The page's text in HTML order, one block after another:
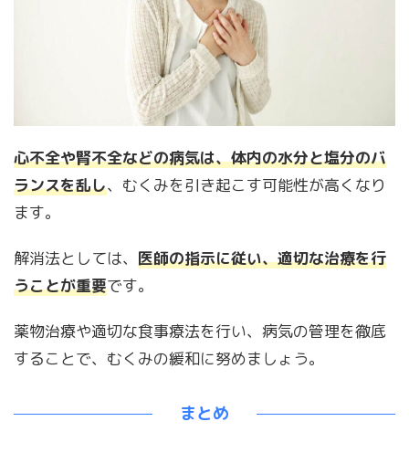
心不全や腎不全などの病気は、体内の水分と塩分のバ
ランスを乱し、むくみを引き起こす可能性が高くなり
ます。
解消法としては、 医師の指示に従い、適切な治療を行
うことが重要です。
薬物治療や適切な食事療法を行い、病気の管理を徹底
することで、むくみの緩和に努めましょう。
まとめ